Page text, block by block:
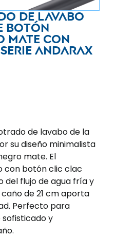
de lavabo
botón
mate con
Serie Andarax
de lavabo de la
su diseño minimalista
mate. El
con botón clic clac
flujo de agua fría y
de 21 cm aporta
Perfecto para
sofisticado y